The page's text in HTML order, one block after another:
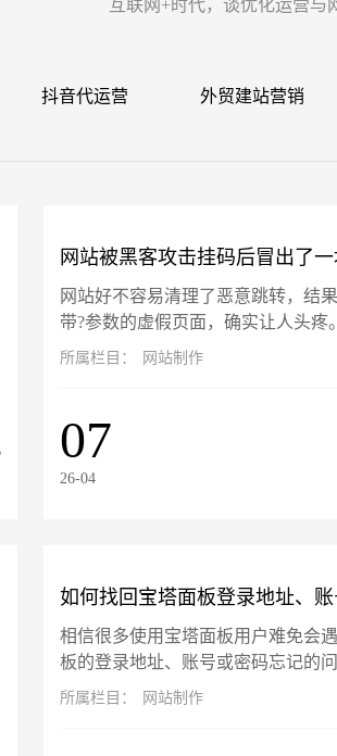
互联网+时代，谈优化运营与
抖音代运营 外贸建站营销
网站被黑客攻击挂码后冒出了
数"的虚假页面怎么解决？
网站好不容易清理了恶意跳转，结
带?参数的虚假页面，确实让人头疼‌
加?的页面不是真实存在，而是搜索
所属栏目： 网站制作
07
26-04
如何找回宝塔面板登录地址、账
相信很多使用宝塔面板用户难免会
板的登录地址、账号或密码忘记的
塔面板的账号信息是可以通过终端
所属栏目： 网站制作